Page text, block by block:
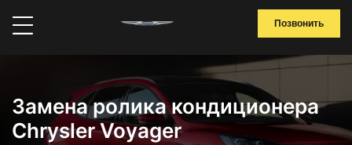
Позвонить
Замена ролика кондиционера
Chrysler Voyager